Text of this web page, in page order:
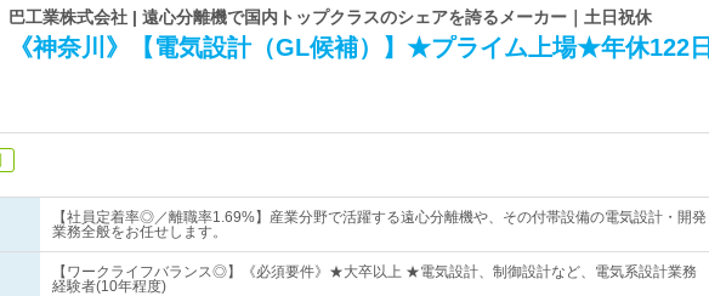
巴工業株式会社 | 遠心分離機で国内トップクラスのシェアを誇るメーカー｜土日祝休
《神奈川》【電気設計（GL候補）】★プライム上場★年休122日
【社員定着率◎／離職率1.69%】産業分野で活躍する遠心分離機や、その付帯設備の電気設計・開発
業務全般をお任せします。
【ワークライフバランス◎】《必須要件》★大卒以上 ★電気設計、制御設計など、電気系設計業務
経験者(10年程度)